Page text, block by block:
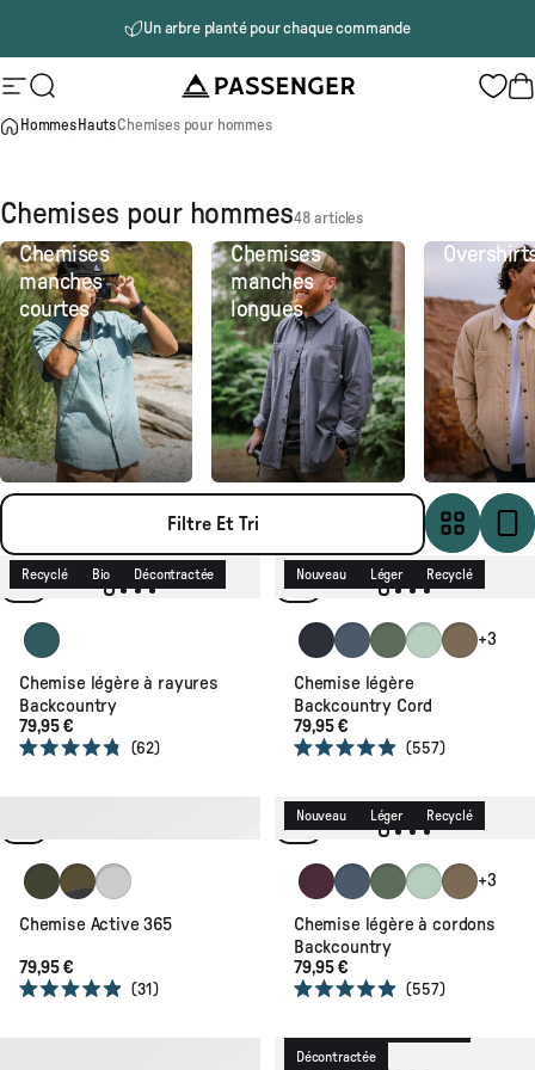
Un arbre planté pour chaque commande
Navigation
Rechercher Passenger
Hommes HautsChemises pour hommes
Chemises pour hommes48 articles
Chemises
manches
courtes
Chemises
manches
longues
Filtre Et Tri
Recyclé Bio Décontractée
Grey Marl/Mediterranean Stripe
Chemise légère à rayures
Backcountry
79,95 €
62
Nouveau Léger Recyclé
Deep Navy
Storm Grey
Dusty Olive
Spearmint
Caramel
+3
Chemise légère
Backcountry Cord
79,95 €
5
étoiles
557
Badge Khaki
View Dark Olive
Sun Patch Marine Blue
Chemise Active 365
79,95 €
31
Nouveau Léger Recyclé
Brambleberry
Storm Grey
Dusty Olive
Spearmint
Caramel
+3
Chemise légère à cordons
Backcountry
79,95 €
sur
5
557
Décontractée